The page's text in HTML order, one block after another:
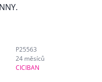
P25563
24 měsíců
CICIBAN